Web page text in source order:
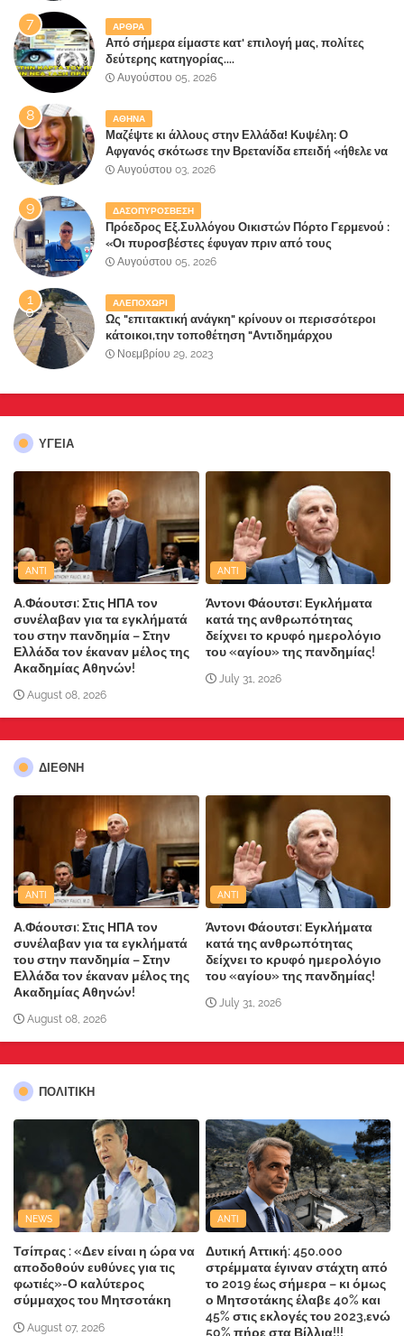
ΑΡΘΡΑ
Από σήμερα είμαστε κατ' επιλογή μας, πολίτες
δεύτερης κατηγορίας....
Αυγούστου 05, 2026
ΑΘΗΝΑ
Μαζέψτε κι άλλους στην Ελλάδα! Κυψέλη: Ο
Αφγανός σκότωσε την Βρετανίδα επειδή «ήθελε να
κάνει τη σύντροφό του χριστιανή»
Αυγούστου 03, 2026
ΔΑΣΟΠΥΡΟΣΒΕΣΗ
Πρόεδρος Εξ.Συλλόγου Οικιστών Πόρτο Γερμενού :
«Οι πυροσβέστες έφυγαν πριν από τους
κατοίκους»
Αυγούστου 05, 2026
ΑΛΕΠΟΧΩΡΙ
Ως "επιτακτική ανάγκη" κρίνουν οι περισσότεροι
κάτοικοι,την τοποθέτηση "Αντιδημάρχου
Παραλιακής Ζώνης" στο Δήμο Μάνδρας-Ειδυλλίας!
Νοεμβρίου 29, 2023
ΥΓΕΙΑ
ANTI
Α.Φάουτσι: Στις ΗΠΑ τον
συνέλαβαν για τα εγκλήματά
του στην πανδημία – Στην
Ελλάδα τον έκαναν μέλος της
Ακαδημίας Αθηνών!
August 08, 2026
ANTI
Άντονι Φάουτσι: Εγκλήματα
κατά της ανθρωπότητας
δείχνει το κρυφό ημερολόγιο
του «αγίου» της πανδημίας!
July 31, 2026
ΔΙΕΘΝΗ
ANTI
Α.Φάουτσι: Στις ΗΠΑ τον
συνέλαβαν για τα εγκλήματά
του στην πανδημία – Στην
Ελλάδα τον έκαναν μέλος της
Ακαδημίας Αθηνών!
August 08, 2026
ANTI
Άντονι Φάουτσι: Εγκλήματα
κατά της ανθρωπότητας
δείχνει το κρυφό ημερολόγιο
του «αγίου» της πανδημίας!
July 31, 2026
ΠΟΛΙΤΙΚΗ
NEWS
Τσίπρας : «Δεν είναι η ώρα να
αποδοθούν ευθύνες για τις
φωτιές»-Ο καλύτερος
σύμμαχος του Μητσοτάκη
August 07, 2026
ANTI
Δυτική Αττική: 450.000
στρέμματα έγιναν στάχτη από
το 2019 έως σήμερα – κι όμως
ο Μητσοτάκης έλαβε 40% και
45% στις εκλογές του 2023,ενώ
50% πήρε στα Βίλλια!!!